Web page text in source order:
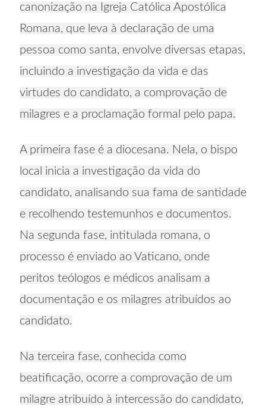
canonização na Igreja Católica Apostólica
Romana, que leva à declaração de uma
pessoa como santa, envolve diversas etapas,
incluindo a investigação da vida e das
virtudes do candidato, a comprovação de
milagres e a proclamação formal pelo papa.
A primeira fase é a diocesana. Nela, o bispo
local inicia a investigação da vida do
candidato, analisando sua fama de santidade
e recolhendo testemunhos e documentos.
Na segunda fase, intitulada romana, o
processo é enviado ao Vaticano, onde
peritos teólogos e médicos analisam a
documentação e os milagres atribuídos ao
candidato.
Na terceira fase, conhecida como
beatificação, ocorre a comprovação de um
milagre atribuído à intercessão do candidato,